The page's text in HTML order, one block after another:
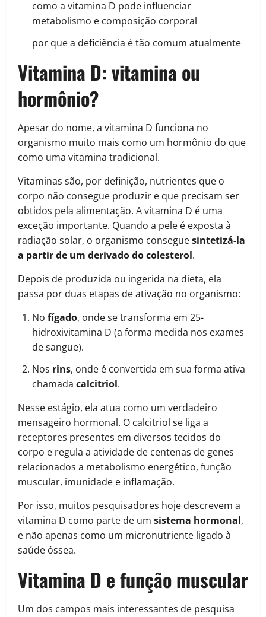
como a vitamina D pode influenciar
metabolismo e composição corporal
por que a deficiência é tão comum atualmente
Vitamina D: vitamina ou
hormônio?
Apesar do nome, a vitamina D funciona no
organismo muito mais como um hormônio do que
como uma vitamina tradicional.
Vitaminas são, por definição, nutrientes que o
corpo não consegue produzir e que precisam ser
obtidos pela alimentação. A vitamina D é uma
exceção importante. Quando a pele é exposta à
radiação solar, o organismo conseguesintetizá-la
a partir de um derivado do colesterol.
Depois de produzida ou ingerida na dieta, ela
passa por duas etapas de ativação no organismo:
No fígado, onde se transforma em 25-
hidroxivitamina D (a forma medida nos exames
de sangue).
Nos rins, onde é convertida em sua forma ativa
chamada calcitriol.
Nesse estágio, ela atua como um verdadeiro
mensageiro hormonal. O calcitriol se liga a
receptores presentes em diversos tecidos do
corpo e regula a atividade de centenas de genes
relacionados a metabolismo energético, função
muscular, imunidade e inflamação.
Por isso, muitos pesquisadores hoje descrevem a
vitamina D como parte de um sistema hormonal,
e não apenas como um micronutriente ligado à
saúde óssea.
Vitamina D e função muscular
Um dos campos mais interessantes de pesquisa